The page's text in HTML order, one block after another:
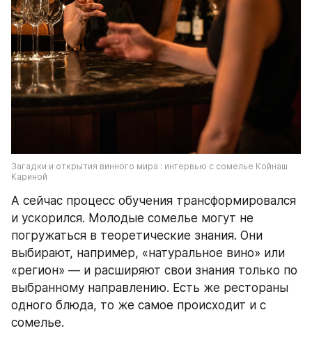
Загадки и открытия винного мира : интервью с сомелье Койнаш
Кариной
А сейчас процесс обучения трансформировался
и ускорился. Молодые сомелье могут не
погружаться в теоретические знания. Они
выбирают, например, «натуральное вино» или
«регион» — и расширяют свои знания только по
выбранному направлению. Есть же рестораны
одного блюда, то же самое происходит и с
сомелье.